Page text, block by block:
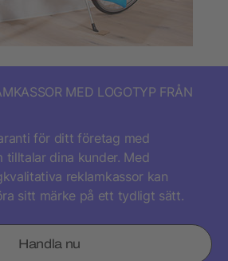
MED LOGOTYP FRÅN
för ditt företag med
dina kunder. Med
reklamkassor kan
sitt märke på ett tydligt sätt.
Handla nu